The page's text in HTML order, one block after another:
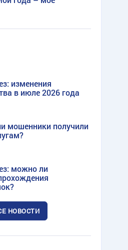
изменения
в июле 2026 года
мошенники получили
можно ли
НОВОСТИ